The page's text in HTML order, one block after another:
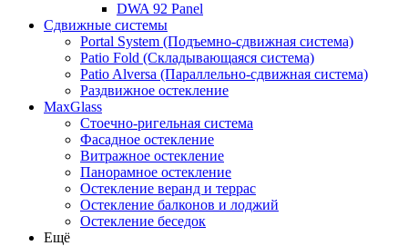
DWA 92 Panel
Сдвижные системы
Portal System (Подъемно-сдвижная система)
Patio Fold (Складывающаяся система)
Patio Alversa (Параллельно-сдвижная система)
Раздвижное остекление
MaxGlass
Стоечно-ригельная система
Фасадное остекление
Витражное остекление
Панорамное остекление
Остекление веранд и террас
Остекление балконов и лоджий
Остекление беседок
Ещё